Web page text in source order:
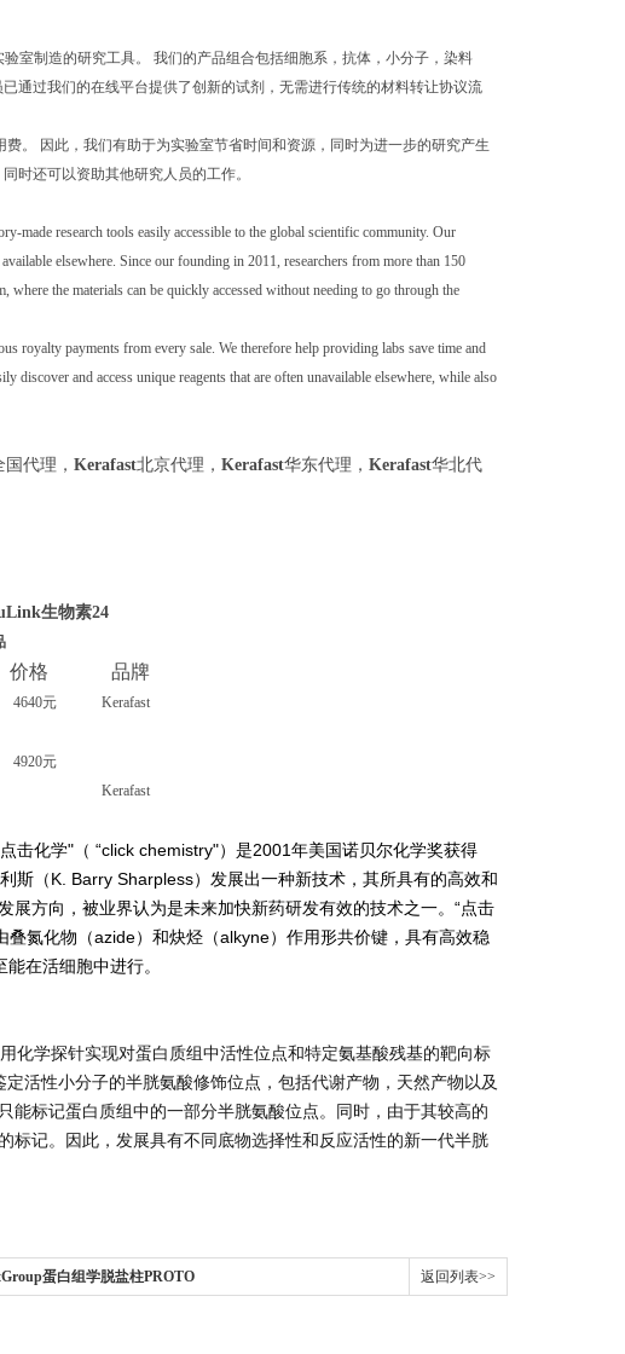
室制造的研究工具。 我们的产品组合包括细胞系，抗体，小分子，染料
通过我们的在线平台提供了创新的试剂，无需进行传统的材料转让协议流
。 因此，我们有助于为实验室节省时间和资源，同时为进一步的研究产生
时还可以资助其他研究人员的工作。
made research tools easily accessible to the global scientific community. Our
elsewhere. Since our founding in 2011, researchers from more than 150
the materials can be quickly accessed without needing to go through the
royalty payments from every sale. We therefore help providing labs save time and
discover and access unique reagents that are often unavailable elsewhere, while also
国代理， Kerafast北京代理， Kerafast华东代理， Kerafast华北代
生物素24
价格 品牌
4640元 Kerafast
4920元
Kerafast
点击化学"（ “click chemistry"）是2001年美国诺贝尔化学奖获得
斯（K. Barry Sharpless）发展出一种新技术，其所具有的高效和
方向，被业界认为是未来加快新药研发有效的技术之一。“点击
氮化物（azide）和炔烃（alkyne）作用形共价键，具有高效稳
在活细胞中进行。
化学探针实现对蛋白质组中活性位点和特定氨基酸残基的靶向标
活性小分子的半胱氨酸修饰位点，包括代谢产物，天然产物以及
能标记蛋白质组中的一部分半胱氨酸位点。同时，由于其较高的
标记。因此，发展具有不同底物选择性和反应活性的新一代半胱
蛋白组学脱盐柱PROTO 返回列表>>